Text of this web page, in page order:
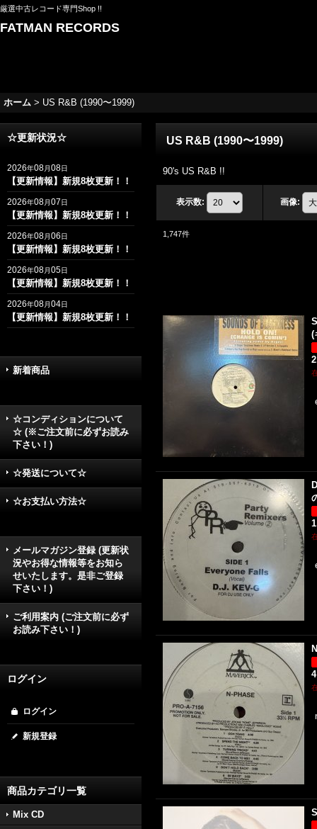
厳選中古レコード専門Shop !!
FATMAN RECORDS
ホーム > US R&B (1990〜1999)
☆更新状況☆
2026年08月08日
【更新情報】新規8枚更新！！
2026年08月07日
【更新情報】新規8枚更新！！
2026年08月06日
【更新情報】新規8枚更新！！
2026年08月05日
【更新情報】新規8枚更新！！
2026年08月04日
【更新情報】新規8枚更新！！
新着商品
☆コンディションについて
☆ (※ご注文前に必ずお読み
下さい！)
☆発送について☆
☆お支払い方法☆
メールマガジン登録 (更新状
況やお得な情報等をお知ら
せいたします。是非ご登録
下さい！)
ご利用案内 (ご注文前に必ず
お読み下さい！)
ログイン
ログイン
新規登録
商品カテゴリ一覧
Mix CD
US R&B (1990〜1999)
90's US R&B !!
表示数: 画像:
1,747件
(